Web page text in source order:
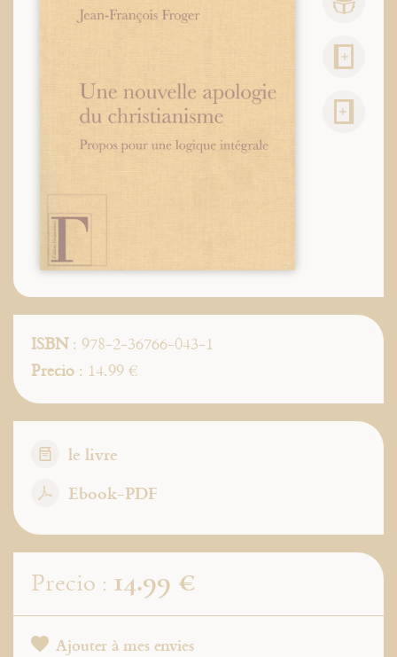
ISBN: 978-2-36766-043-1
Precio : 14.99 €
le livre
Ebook-PDF
Precio : 14.99 €
Ajouter à mes envies